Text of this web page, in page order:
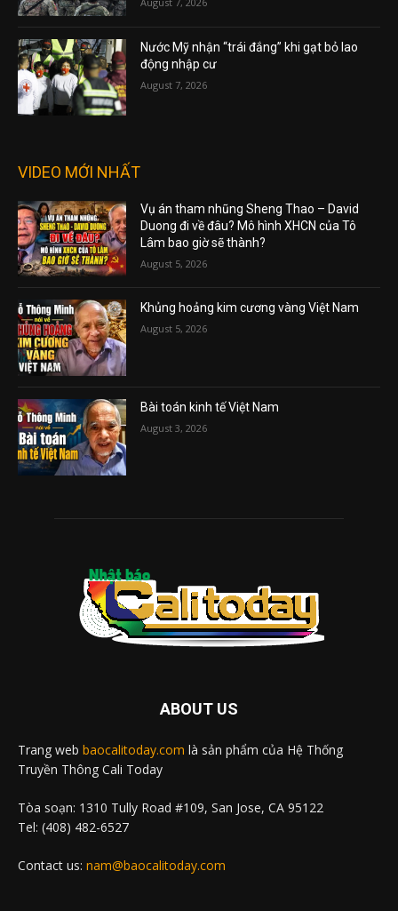
Nước Mỹ nhận “trái đắng” khi gạt bỏ lao
động nhập cư
August 7, 2026
VIDEO MỚI NHẤT
Vụ án tham nhũng Sheng Thao – David
Duong đi về đâu? Mô hình XHCN của Tô
Lâm bao giờ sẽ thành?
August 5, 2026
Khủng hoảng kim cương vàng Việt Nam
August 5, 2026
Bài toán kinh tế Việt Nam
August 3, 2026
ABOUT US
Trang web baocalitoday.com là sản phẩm của Hệ Thống
Truyền Thông Cali Today
Tòa soạn: 1310 Tully Road #109, San Jose, CA 95122
Tel: (408) 482-6527
Contact us: nam@baocalitoday.com